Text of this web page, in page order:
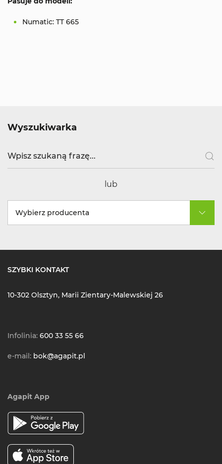
Numatic: TT 665
Wyszukiwarka
lub
Wybierz producenta
SZYBKI KONTAKT
10-302 Olsztyn, Marii Zientary-Malewskiej 26
Infolinia: 600 33 55 66
e-mail: bok@agapit.pl
Agapit App